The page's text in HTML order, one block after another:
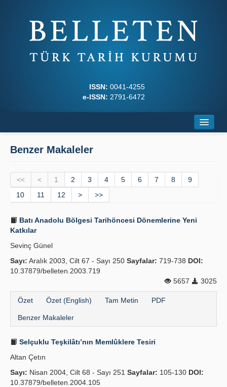
ISSN: 0041-4255
e-ISSN: 2791-6472
Dergi Kurulları
Yazım Kuralları
İlkeler
Kılavuzlar
Benzer Makaleler
<< < 1 2 3 4 5 6 7 8
9
10
11 12 > >>
Batı Anadolu Bölgesi Tarihöncesi Dönemlerine Yeni
Katkılar
Sevinç Günel
Sayı: Aralık 2003, Cilt 67 - Sayı 250 Sayfalar: 719-738 DOI:
10.37879/belleten.2003.719
5657
3025
Özet Özet (English) Tam Metin PDF
Benzer Makaleler
Selçuklu Teşkilâtı’nın Memlûklere Tesiri
Altan Çetın
Sayı: Nisan 2004, Cilt 68 - Sayı 251 Sayfalar: 105-130 DOI:
10.37879/belleten.2004.105